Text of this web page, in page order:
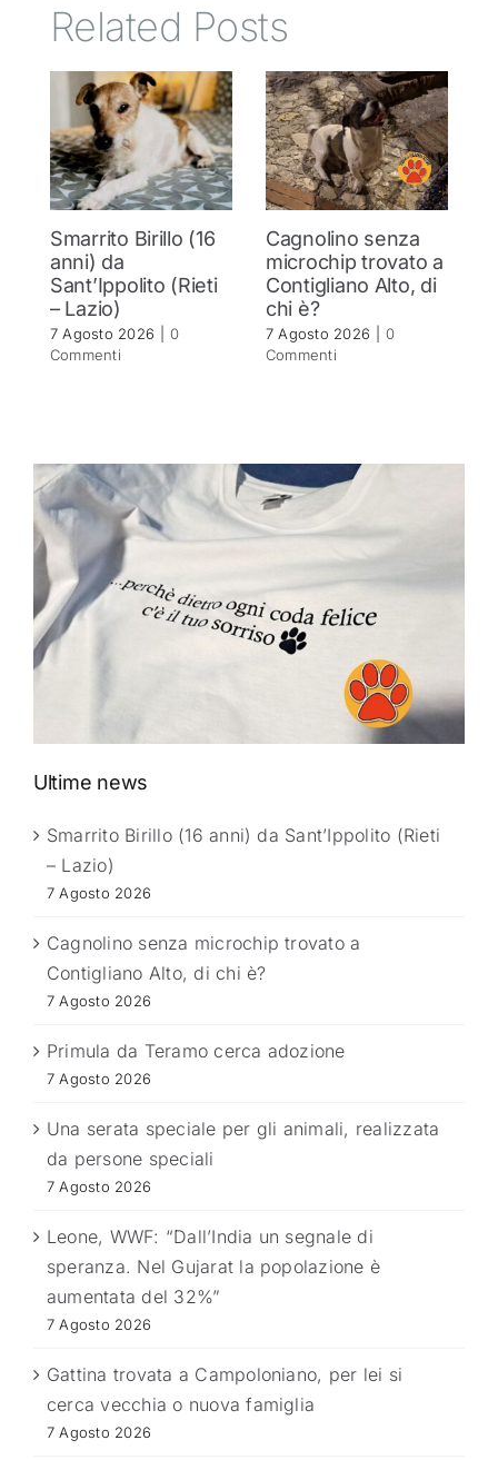
Related Posts
Smarrito Birillo (16
anni) da
Sant’Ippolito (Rieti
– Lazio)
7 Agosto 2026
0
Commenti
Cagnolino senza
microchip trovato a
Contigliano Alto, di
chi è?
7 Agosto 2026
0
Commenti
Ultime news
Smarrito Birillo (16 anni) da Sant’Ippolito (Rieti
– Lazio)
7 Agosto 2026
Cagnolino senza microchip trovato a
Contigliano Alto, di chi è?
7 Agosto 2026
Primula da Teramo cerca adozione
7 Agosto 2026
Una serata speciale per gli animali, realizzata
da persone speciali
7 Agosto 2026
Leone, WWF: “Dall’India un segnale di
speranza. Nel Gujarat la popolazione è
aumentata del 32%”
7 Agosto 2026
Gattina trovata a Campoloniano, per lei si
cerca vecchia o nuova famiglia
7 Agosto 2026